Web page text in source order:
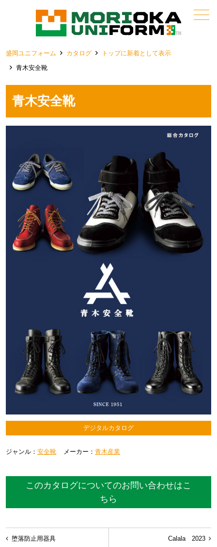
メニュー
盛岡ユニフォーム カタログ
トップに新着として表示
青木安全靴
青木安全靴
デジタルカタログ
ジャンル： 安全靴 メーカー： 青木産業
このカタログについてのお問い合わせはこ
ちら
投
Calala 2023
堕落防止用器具